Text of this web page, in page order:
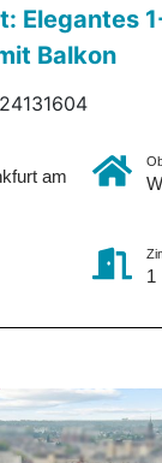
Elegantes
Balkon
am
1